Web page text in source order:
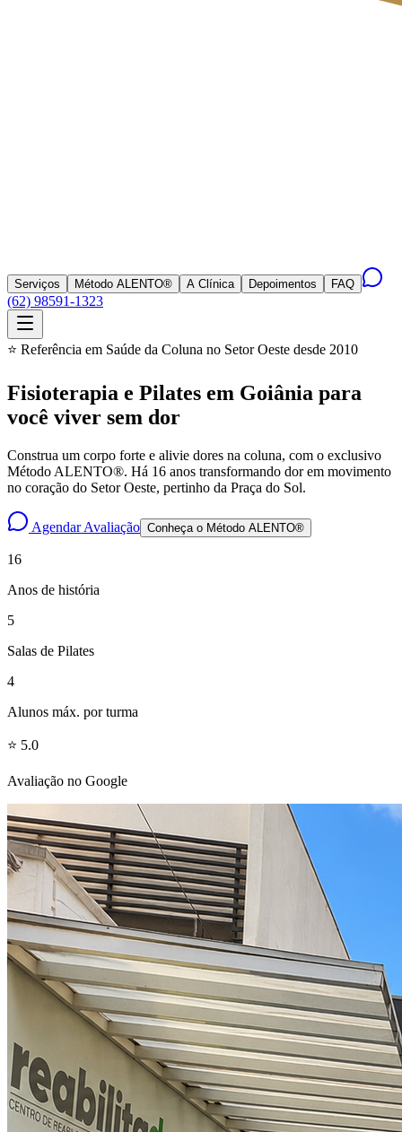
Serviços Método ALENTO® A Clínica Depoimentos FAQ
(62) 98591-1323
⭐ Referência em Saúde da Coluna no Setor Oeste desde 2010
Fisioterapia e Pilates em Goiânia para
você viver sem dor
Construa um corpo forte e alivie dores na coluna, com o exclusivo
Método ALENTO®. Há 16 anos transformando dor em movimento
no coração do Setor Oeste, pertinho da Praça do Sol.
Agendar Avaliação Conheça o Método ALENTO®
16
Anos de história
5
Salas de Pilates
4
Alunos máx. por turma
⭐ 5.0
Avaliação no Google